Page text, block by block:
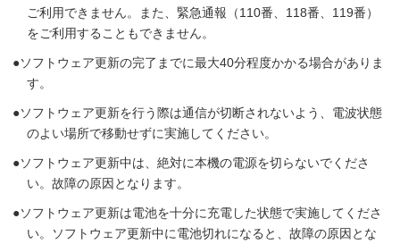
ご利用できません。また、緊急通報（110番、118番、119番）
をご利用することもできません。
ソフトウェア更新の完了までに最大40分程度かかる場合がありま
す。
ソフトウェア更新を行う際は通信が切断されないよう、電波状態
のよい場所で移動せずに実施してください。
ソフトウェア更新中は、絶対に本機の電源を切らないでくださ
い。故障の原因となります。
ソフトウェア更新は電池を十分に充電した状態で実施してくださ
い。ソフトウェア更新中に電池切れになると、故障の原因とな